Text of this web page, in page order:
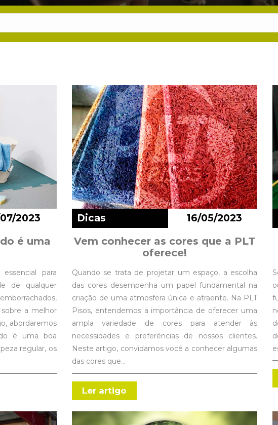
é uma
2023
para
de qualquer
a melhor
abordaremos
é uma boa
regular, os
Vem conhecer as cores que a PLT
oferece!
Dicas 16/05/2023
Quando se trata de projetar um espaço, a escolha
das cores desempenha um papel fundamental na
criação de uma atmosfera única e atraente. Na PLT
Pisos, entendemos a importância de oferecer uma
ampla variedade de cores para atender às
necessidades e preferências de nossos clientes.
Neste artigo, convidamos você a conhecer algumas
das cores que…
Ler artigo